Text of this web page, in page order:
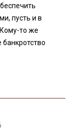
пусть и в
то же